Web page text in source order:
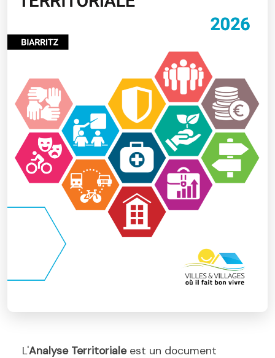
L'Analyse Territorialeest un document